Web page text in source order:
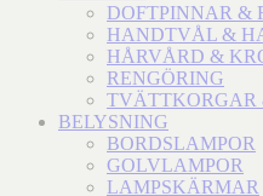
DOFTPINNAR &
HANDTVÅL &
HÅRVÅRD &
RENGÖRING
TVÄTTKORGAR
BELYSNING
BORDSLAMPOR
GOLVLAMPOR
LAMPSKÄRMAR